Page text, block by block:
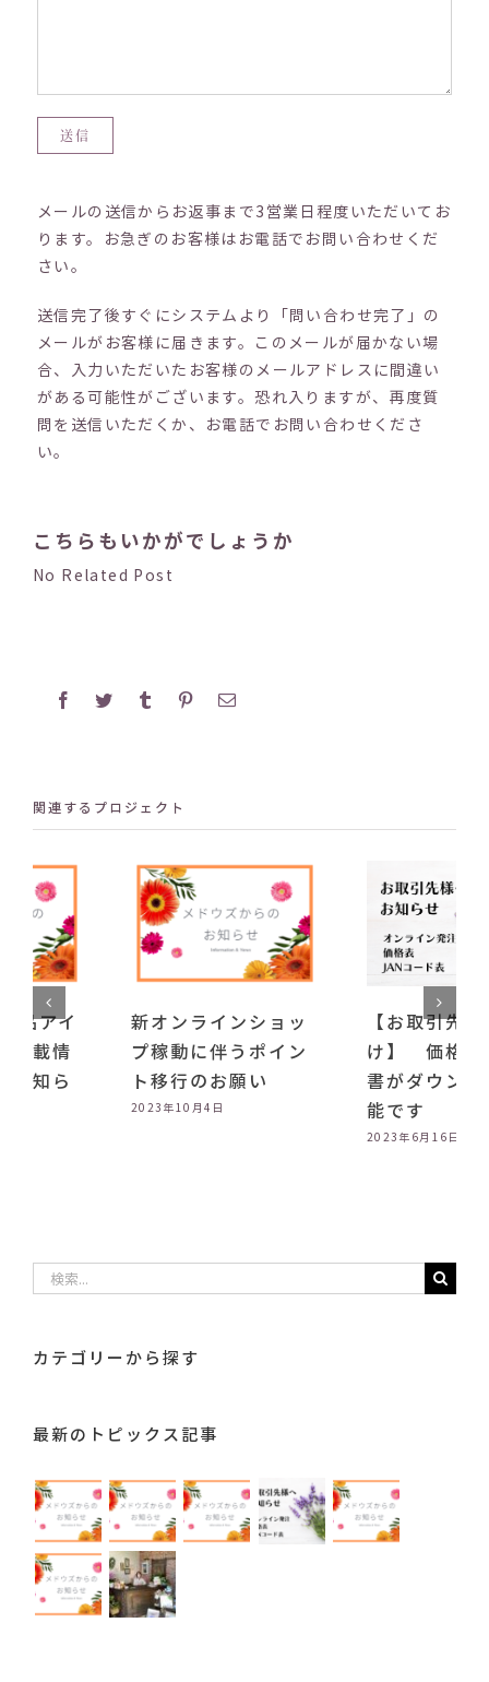
メールの送信からお返事まで3営業日程度いただいてお
ります。お急ぎのお客様はお電話でお問い合わせくだ
さい。
送信完了後すぐにシステムより「問い合わせ完了」の
メールがお客様に届きます。このメールが届かない場
合、入力いただいたお客様のメールアドレスに間違い
がある可能性がございます。恐れ入りますが、再度質
問を送信いただくか、お電話でお問い合わせくださ
い。
こちらもいかがでしょうか
No Related Post
Facebook
TwitterTumblrPinterest
関連するプロジェクト
ッ
ン
【お取引先様向
け】 価格表と発注
書がダウンロード可
能です
メドウズ 化粧品
テムの日本語記
報一部変更のお
2024年3月19日
索
カテゴリーから探す
最新のトピックス記事